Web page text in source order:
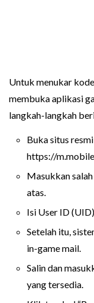
Untuk menukar
membuka aplikasi
langkah-langkah
Buka situs
https://
Masukkan
atas.
Isi User ID
Setelah itu,
in-game mail.
Salin dan
yang tersedia.